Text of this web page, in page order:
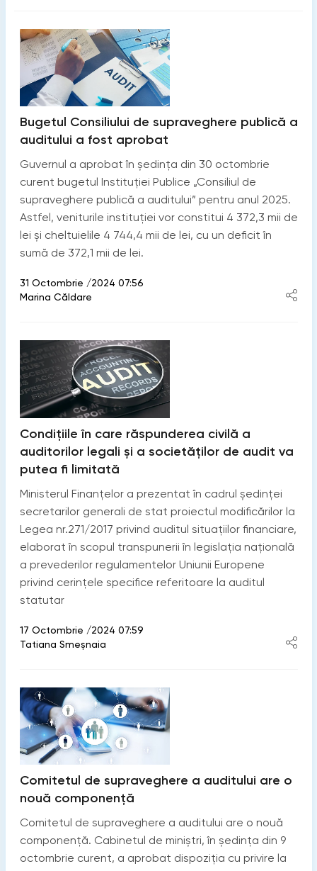
Bugetul Consiliului de supraveghere publică a
auditului a fost aprobat
Guvernul a aprobat în ședința din 30 octombrie
curent bugetul Instituției Publice „Consiliul de
supraveghere publică a auditului” pentru anul 2025.
Astfel, veniturile instituției vor constitui 4 372,3 mii de
lei și cheltuielile 4 744,4 mii de lei, cu un deficit în
sumă de 372,1 mii de lei.
31 Octombrie /2024 07:56
Marina Căldare
Condițiile în care răspunderea civilă a
auditorilor legali și a societăților de audit va
putea fi limitată
Ministerul Finanțelor a prezentat în cadrul ședinței
secretarilor generali de stat proiectul modificărilor la
Legea nr.271/2017 privind auditul situațiilor financiare,
elaborat în scopul transpunerii în legislația națională
a prevederilor regulamentelor Uniunii Europene
privind cerințele specifice referitoare la auditul
statutar
17 Octombrie /2024 07:59
Tatiana Smeșnaia
Comitetul de supraveghere a auditului are o
nouă componență
Comitetul de supraveghere a auditului are o nouă
componență. Cabinetul de miniștri, în ședința din 9
octombrie curent, a aprobat dispoziția cu privire la